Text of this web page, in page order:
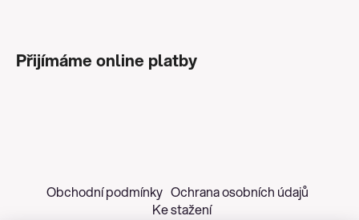
Přijímáme online platby
Obchodní podmínky Ochrana osobních údajů
Ke stažení